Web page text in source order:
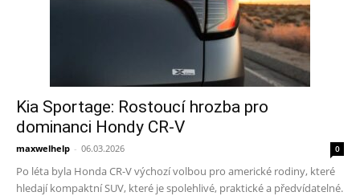
Kia Sportage: Rostoucí hrozba pro
dominanci Hondy CR-V
maxwelhelp - 06.03.2026 0
Po léta byla Honda CR-V výchozí volbou pro americké rodiny, které
hledají kompaktní SUV, které je spolehlivé, praktické a předvídatelné.